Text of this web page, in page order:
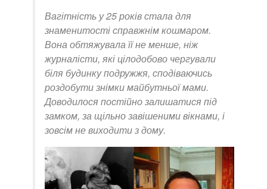
Вагітність у 25 років стала для
знаменитості справжнім кошмаром.
Вона обтяжувала її не менше, ніж
журналісти, які цілодобово чергували
біля будинку подружжя, сподіваючись
роздобути знімки майбутньої мами.
Доводилося постійно залишатися під
замком, за щільно завішеними вікнами, і
зовсім не виходити з дому.